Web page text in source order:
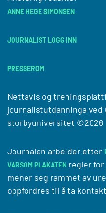
ANNE HEGE SIMONSEN
JOURNALIST LOGG INN
PRESSEROM
Nettavis og
journalistutdanninga ved
storbyuniversitet ©2026
Journalen arbeider etter
VARSOM PLAKATEN regler for
mener seg rammet av
oppfordres til å ta